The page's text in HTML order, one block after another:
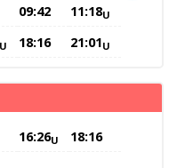
09:42 11:18U
U 18:16 21:01U
16:26U
18:16